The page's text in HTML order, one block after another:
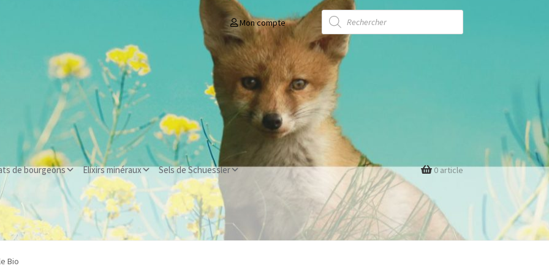
Mon compte
Recherche
de
produits
de bourgeons Elixirs minéraux Sels de Schuessler 0 article
Bio